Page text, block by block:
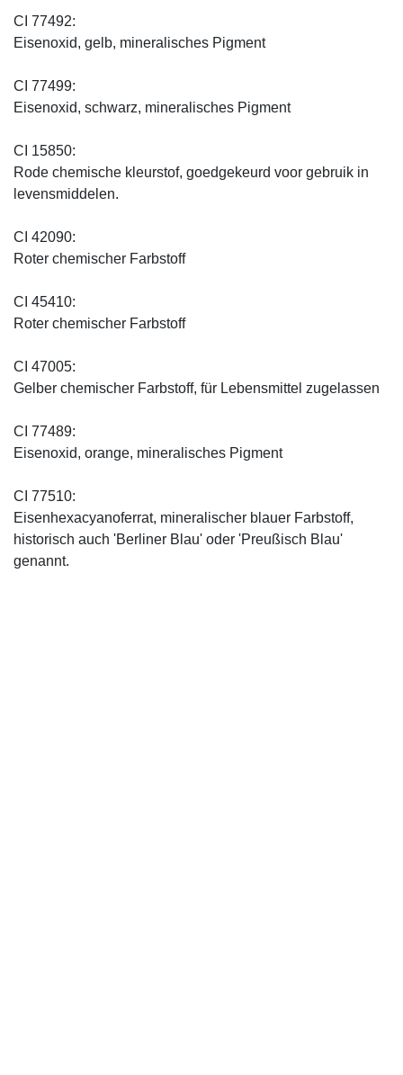
CI 77492:
Eisenoxid, gelb, mineralisches Pigment
CI 77499:
Eisenoxid, schwarz, mineralisches Pigment
CI 15850:
Rode chemische kleurstof, goedgekeurd voor gebruik in
levensmiddelen.
CI 42090:
Roter chemischer Farbstoff
CI 45410:
Roter chemischer Farbstoff
CI 47005:
Gelber chemischer Farbstoff, für Lebensmittel zugelassen
CI 77489:
Eisenoxid, orange, mineralisches Pigment
CI 77510:
Eisenhexacyanoferrat, mineralischer blauer Farbstoff,
historisch auch 'Berliner Blau' oder 'Preußisch Blau'
genannt.